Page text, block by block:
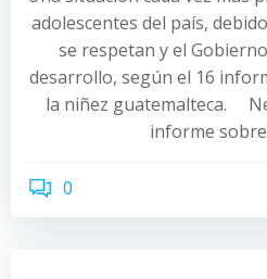
adolescentes del país,
se respetan y el
desarrollo, según el 16
la niñez guatemalteca.
informe
0